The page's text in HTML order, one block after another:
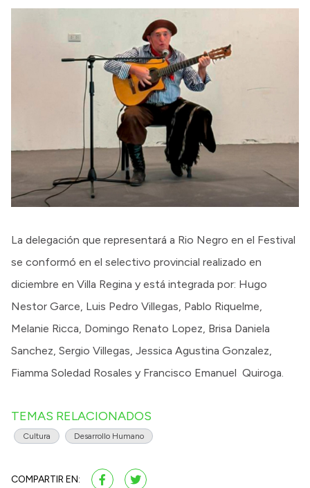
La delegación que representará a Rio Negro en el Festival
se conformó en el selectivo provincial realizado en
diciembre en Villa Regina y está integrada por: Hugo
Nestor Garce, Luis Pedro Villegas, Pablo Riquelme,
Melanie Ricca, Domingo Renato Lopez, Brisa Daniela
Sanchez, Sergio Villegas, Jessica Agustina Gonzalez,
Fiamma Soledad Rosales y Francisco Emanuel Quiroga.
TEMAS RELACIONADOS
Cultura Desarrollo Humano
COMPARTIR EN: